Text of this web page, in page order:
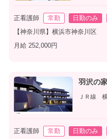
正看護師 常勤 日勤のみ
【神奈川県】横浜市神奈川区
月給 252,000円
羽沢の
ＪＲ線
正看護師 常勤 日勤のみ